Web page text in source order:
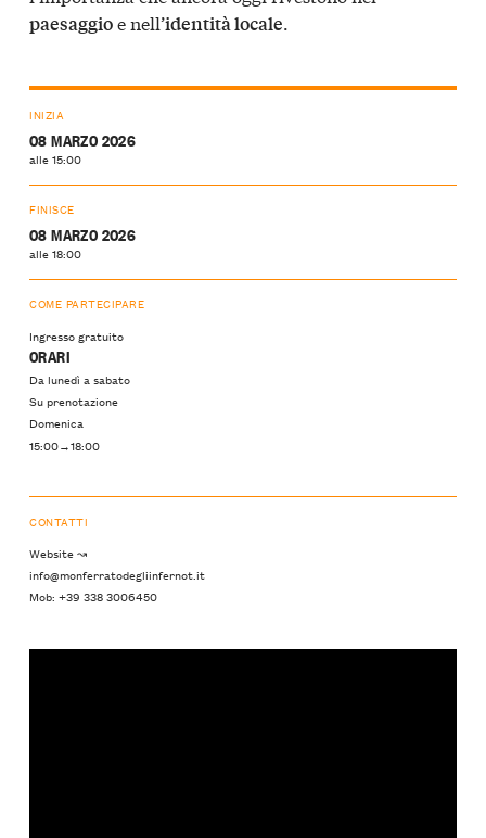
paesaggioe nell’identità locale.
INIZIA
08 MARZO 2026
alle 15:00
FINISCE
08 MARZO 2026
alle 18:00
COME PARTECIPARE
Ingresso gratuito
ORARI
Da lunedì a sabato
Su prenotazione
Domenica
15:00→18:00
CONTATTI
Website ↝
info@monferratodegliinfernot.it
Mob: +39 338 3006450